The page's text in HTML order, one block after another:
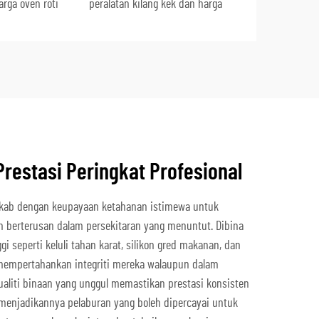
oven roti peralatan kilang kek dan harga
Peringkat Profesional
dengan keupayaan ketahanan istimewa untuk
berterusan dalam persekitaran yang menuntut. Dibina
seperti keluli tahan karat, silikon gred makanan, dan
integriti mereka walaupun dalam
binaan yang unggul memastikan prestasi konsisten
pelaburan yang boleh dipercayai untuk